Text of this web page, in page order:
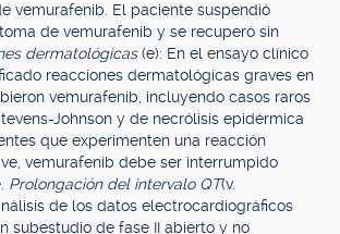
vemurafenib. El paciente suspendió
de vemurafenib y se recuperó sin
dermatológicas(e): En el ensayo clínico
reacciones dermatológicas graves en
vemurafenib, incluyendo casos raros
Johnson y de necrólisis epidérmica
que experimenten una reacción
vemurafenib debe ser interrumpido
Prolongación del intervalo QT(v.
de los datos electrocardiográficos
subestudio de fase II abierto y no